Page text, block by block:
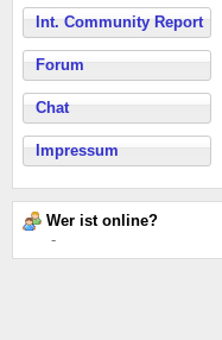
Int. Community Report
Forum
Chat
Impressum
Wer ist online?
-